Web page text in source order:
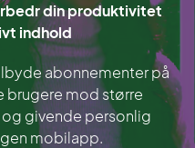
din produktivitet
indhold
abonnementer på
brugere mod større
givende personlig
mobilapp.